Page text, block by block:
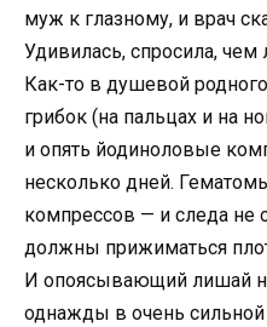
муж к глазному, и врач
Удивилась, спросила, чем
Как-то в душевой
грибок (на пальцах и на
и опять йодиноловые
несколько дней.
компрессов — и следа не
должны прижиматься
И опоясывающий лишай
однажды в очень